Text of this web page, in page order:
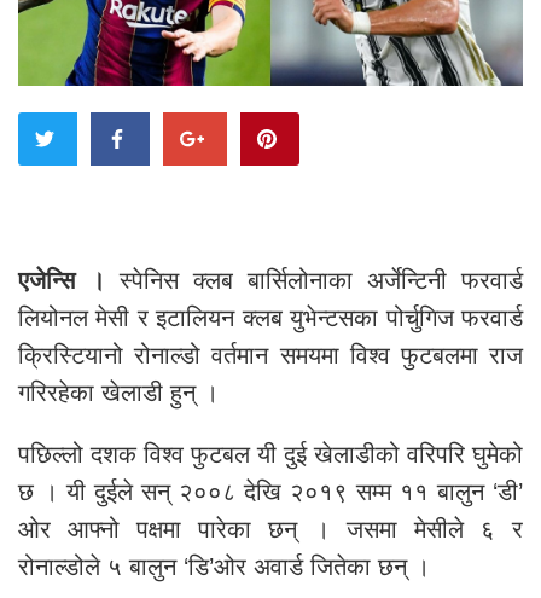
एजेन्सि ।स्पेनिस क्लब बार्सिलोनाका अर्जेन्टिनी फरवार्ड
लियोनल मेसी र इटालियन क्लब युभेन्टसका पोर्चुगिज फरवार्ड
क्रिस्टियानो रोनाल्डो वर्तमान समयमा विश्व फुटबलमा राज
गरिरहेका खेलाडी हुन् ।
पछिल्लो दशक विश्व फुटबल यी दुई खेलाडीको वरिपरि घुमेको
छ । यी दुईले सन् २००८ देखि २०१९ सम्म ११ बालुन ‘डी’
ओर आफ्नो पक्षमा पारेका छन् । जसमा मेसीले ६ र
रोनाल्डोले ५ बालुन ‘डि’ओर अवार्ड जितेका छन् ।